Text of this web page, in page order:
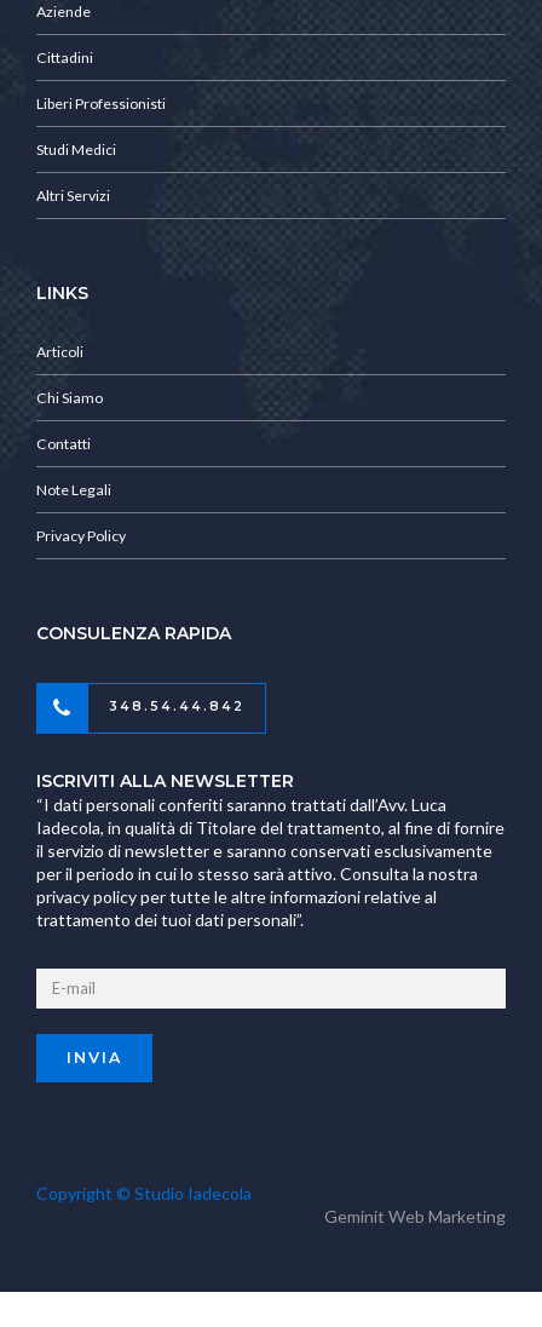
Aziende
Cittadini
Liberi Professionisti
Studi Medici
Altri Servizi
LINKS
Articoli
Chi Siamo
Contatti
Note Legali
Privacy Policy
CONSULENZA RAPIDA
348.54.44.842
ISCRIVITI ALLA NEWSLETTER
“I dati personali conferiti saranno trattati dall’Avv. Luca
Iadecola, in qualità di Titolare del trattamento, al fine di fornire
il servizio di newsletter e saranno conservati esclusivamente
per il periodo in cui lo stesso sarà attivo. Consulta la nostra
privacy policy per tutte le altre informazioni relative al
trattamento dei tuoi dati personali”.
Copyright © Studio Iadecola
Geminit Web Marketing